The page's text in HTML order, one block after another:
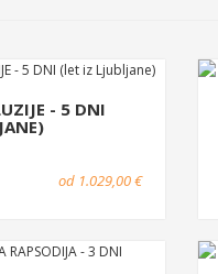
- 5 DNI
od 1.029,00 €